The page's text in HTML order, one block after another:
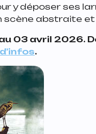
y déposer ses
scène abstraite
03 avril 2026.
.